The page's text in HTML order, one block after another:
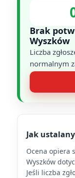
Brak
Wyszków
Liczba
normalnym
Jak
Ocena opiera
Wyszków
Jeśli liczba